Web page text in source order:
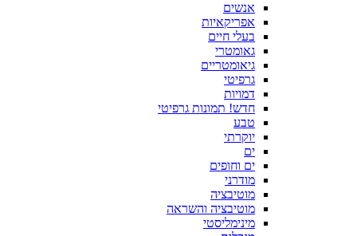
אנשים
אפריקאיות
בעלי חיים
גאומטרי
גיאומטריים
גרפיטי
דמויות
חדש! תמונות גרפיטי
טבע
יוקרתי
ים
ים וחופים
מודרני
מוטיבציה
מוטיבציה והשראה
מינימליסטי